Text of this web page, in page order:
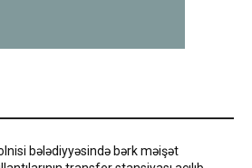
bələdiyyəsində bərk məişət